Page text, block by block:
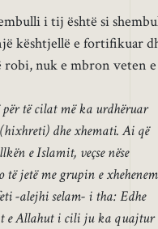
i tij është si
kështjellë e fortifikuar
nuk e mbron veten e
për të cilat më ka urdhëruar
dhe xhemati. Ai që
e Islamit, veçse nëse
të jetë me grupin e
-alejhi selam- i tha: Edhe
e Allahut i cili ju ka quajtur